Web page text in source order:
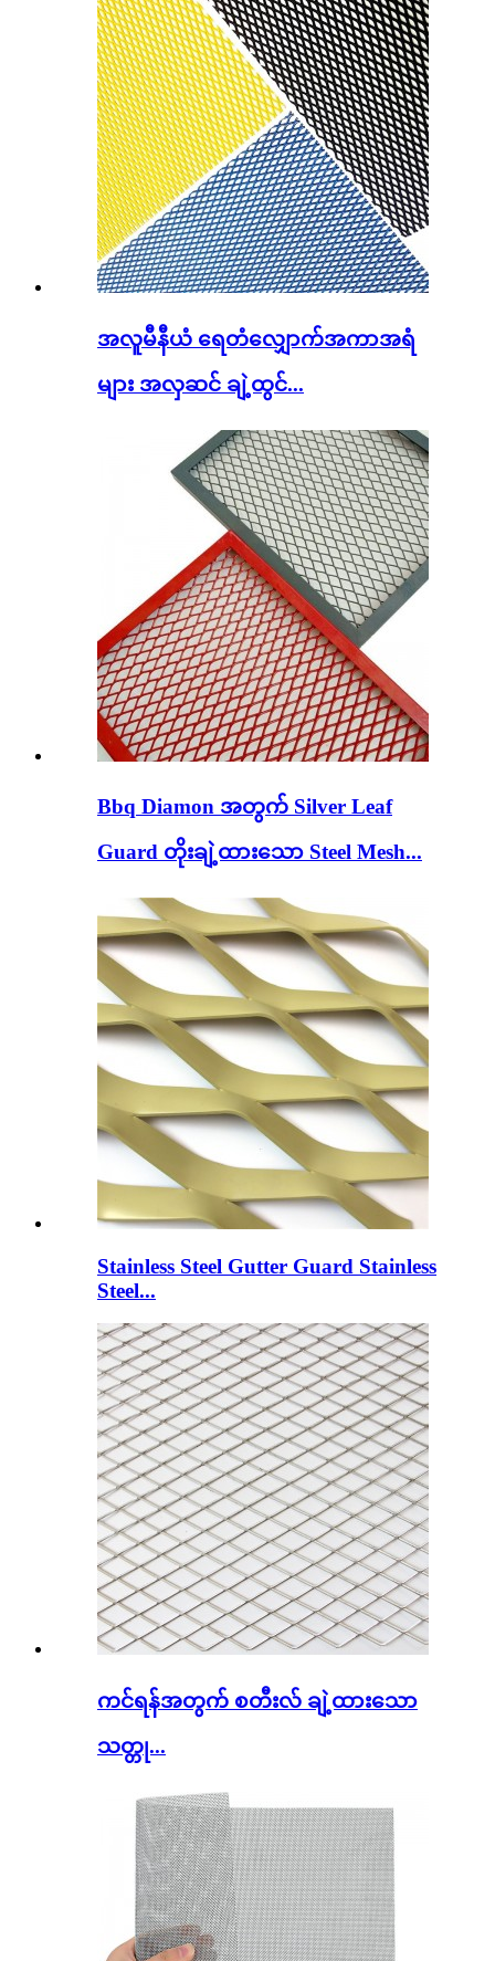
အလူမီနီယံ ရေတံလျှောက်အကာအရံ
များ အလှဆင် ချဲ့ထွင်...
Bbq Diamon အတွက် Silver Leaf
Guard တိုးချဲ့ထားသော Steel Mesh...
Stainless Steel Gutter Guard Stainless
Steel...
ကင်ရန်အတွက် စတီးလ် ချဲ့ထားသော
သတ္တု...